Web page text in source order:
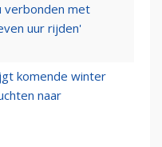
verbonden met
uur rijden'
komende winter
naar